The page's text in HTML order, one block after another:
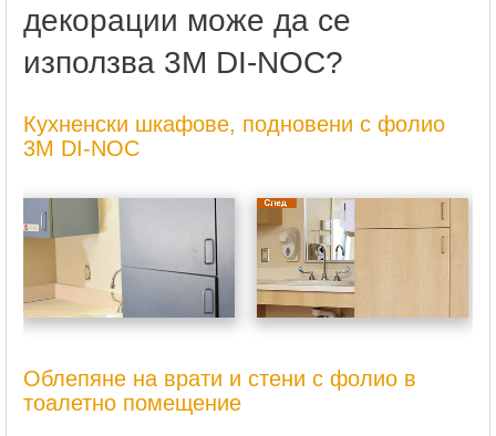
декорации може да се
използва 3M DI-NOC?
Кухненски шкафове, подновени с фолио
3M DI-NOC
Облепяне на врати и стени с фолио в
тоалетно помещение